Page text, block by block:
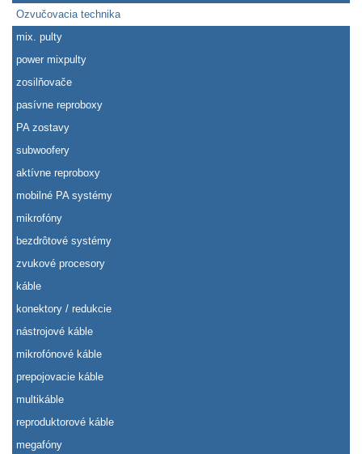
Ozvučovacia technika
mix. pulty
power mixpulty
zosilňovače
pasívne reproboxy
PA zostavy
subwoofery
aktívne reproboxy
mobilné PA systémy
mikrofóny
bezdrôtové systémy
zvukové procesory
káble
konektory / redukcie
nástrojové káble
mikrofónové káble
prepojovacie káble
multikáble
reproduktorové káble
megafóny